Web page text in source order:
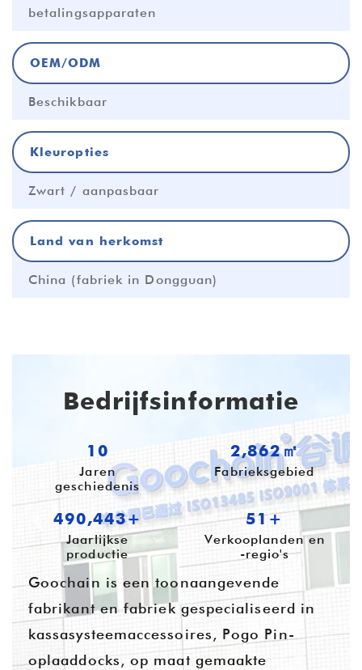
betalingsapparaten
OEM/ODM
Beschikbaar
Kleuropties
Zwart / aanpasbaar
Land van herkomst
China (fabriek in Dongguan)
Bedrijfsinformatie
10
Jaren
geschiedenis
3,687㎡
Fabrieksgebied
631,712+
Jaarlijkse
productie
54+
Verkooplanden en
-regio's
Goochain is een toonaangevende
fabrikant en fabriek gespecialiseerd in
kassasysteemaccessoires, Pogo Pin-
oplaaddocks, op maat gemaakte